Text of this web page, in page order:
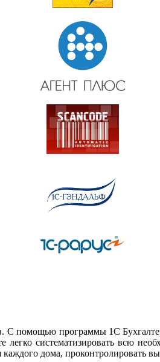
С помощью программы 1С
систематизировать всю
дома, проконтролировать